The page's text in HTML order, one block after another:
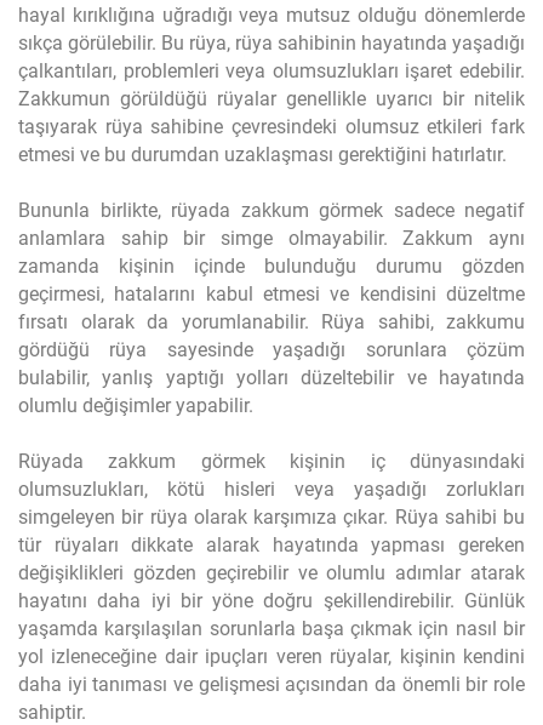
hayal kırıklığına uğradığı veya mutsuz olduğu dönemlerde
sıkça görülebilir. Bu rüya, rüya sahibinin hayatında yaşadığı
çalkantıları, problemleri veya olumsuzlukları işaret edebilir.
Zakkumun görüldüğü rüyalar genellikle uyarıcı bir nitelik
taşıyarak rüya sahibine çevresindeki olumsuz etkileri fark
etmesi ve bu durumdan uzaklaşması gerektiğini hatırlatır.
Bununla birlikte, rüyada zakkum görmek sadece negatif
anlamlara sahip bir simge olmayabilir. Zakkum aynı
zamanda kişinin içinde bulunduğu durumu gözden
geçirmesi, hatalarını kabul etmesi ve kendisini düzeltme
fırsatı olarak da yorumlanabilir. Rüya sahibi, zakkumu
gördüğü rüya sayesinde yaşadığı sorunlara çözüm
bulabilir, yanlış yaptığı yolları düzeltebilir ve hayatında
olumlu değişimler yapabilir.
Rüyada zakkum görmek kişinin iç dünyasındaki
olumsuzlukları, kötü hisleri veya yaşadığı zorlukları
simgeleyen bir rüya olarak karşımıza çıkar. Rüya sahibi bu
tür rüyaları dikkate alarak hayatında yapması gereken
değişiklikleri gözden geçirebilir ve olumlu adımlar atarak
hayatını daha iyi bir yöne doğru şekillendirebilir. Günlük
yaşamda karşılaşılan sorunlarla başa çıkmak için nasıl bir
yol izleneceğine dair ipuçları veren rüyalar, kişinin kendini
daha iyi tanıması ve gelişmesi açısından da önemli bir role
sahiptir.